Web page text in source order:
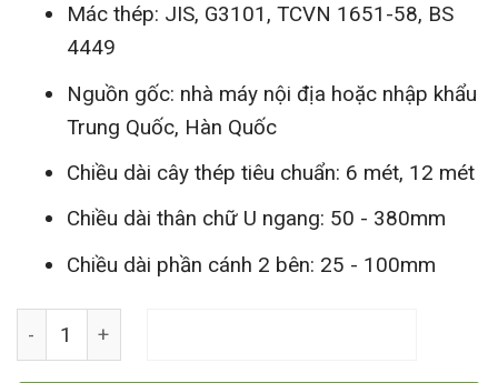
Mác thép: JIS, G3101, TCVN 1651-58, BS
4449
Nguồn gốc: nhà máy nội địa hoặc nhập khẩu
Trung Quốc, Hàn Quốc
Chiều dài cây thép tiêu chuẩn: 6 mét, 12 mét
Chiều dài thân chữ U ngang: 50 - 380mm
Chiều dài phần cánh 2 bên: 25 - 100mm
Sắt Thép Hình U Đúc số lượng